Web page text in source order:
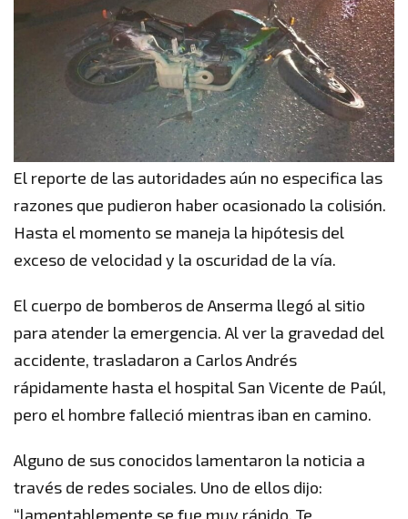
El reporte de las autoridades aún no especifica las
razones que pudieron haber ocasionado la colisión.
Hasta el momento se maneja la hipótesis del
exceso de velocidad y la oscuridad de la vía.
El cuerpo de bomberos de Anserma llegó al sitio
para atender la emergencia. Al ver la gravedad del
accidente, trasladaron a Carlos Andrés
rápidamente hasta el hospital San Vicente de Paúl,
pero el hombre falleció mientras iban en camino.
Alguno de sus conocidos lamentaron la noticia a
través de redes sociales. Uno de ellos dijo:
“lamentablemente se fue muy rápido. Te